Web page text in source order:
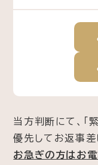
当方判断にて、「
優先してお返事差
お急ぎの方はお電